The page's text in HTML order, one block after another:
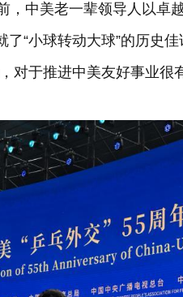
中美老一辈领导人以卓
了“小球转动大球”的历史
对于推进中美友好事业很